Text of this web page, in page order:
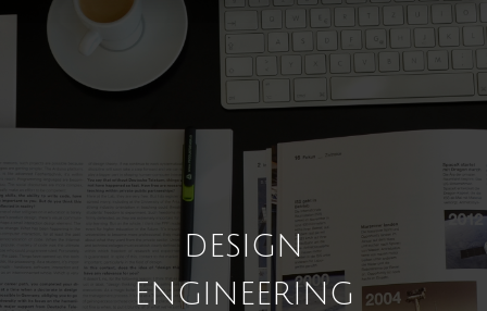
DESIGN
ENGINEERING